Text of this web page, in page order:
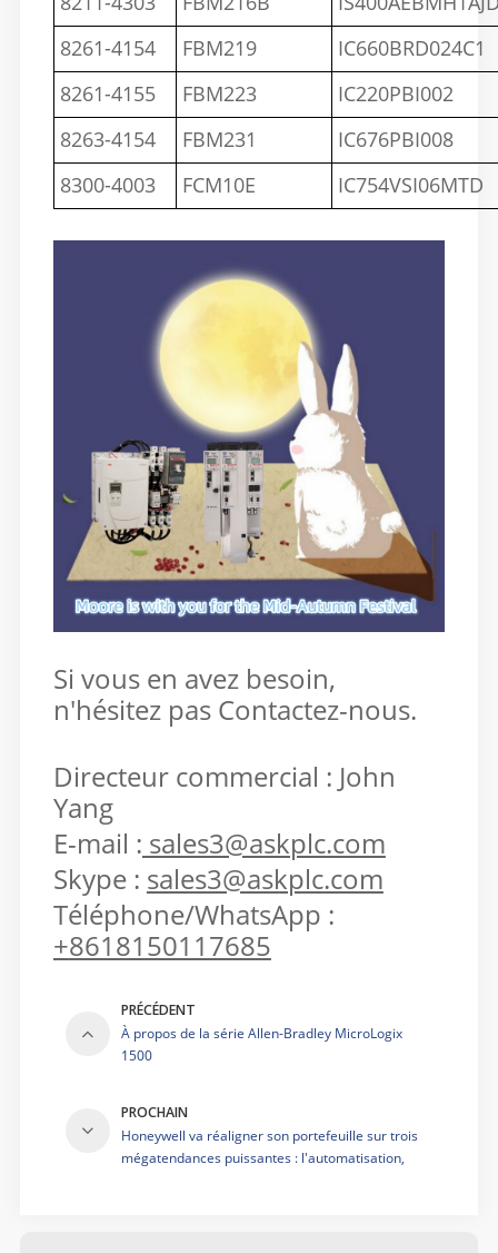
8261-4154
FBM219
IC660BRD024C1
8261-4155
FBM223
IC220PBI002
8263-4154
FBM231
IC676PBI008
8300-4003
FCM10E IC754VSI06MTD
Si vous en avez besoin,
n'hésitez pas Contactez-nous.
Directeur commercial : John
Yang
E-mail : sales3@askplc.com
Skype : sales3@askplc.com
Téléphone/WhatsApp :
+8618150117685
PRÉCÉDENT
À propos de la série Allen-Bradley MicroLogix
1500
PROCHAIN
Honeywell va réaligner son portefeuille sur trois
mégatendances puissantes : l'automatisation,